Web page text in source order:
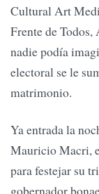
Cultural Art
Frente de
nadie podía
electoral se le
matrimonio.
Ya entrada la
Mauricio Macri,
para festejar su